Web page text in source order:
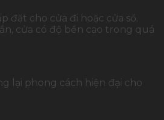
đặt cho cửa đi hoặc cửa sổ.
cửa có độ bền cao trong quá
lại phong cách hiện đại cho